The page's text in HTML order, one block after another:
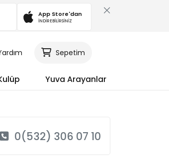
App Store'dan
İNDİREBİLİRSİNİZ
Sepetim
Yuva Arayanlar
0(532) 306 07 10